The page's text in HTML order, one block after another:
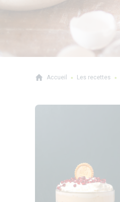
Accueil Les recettes